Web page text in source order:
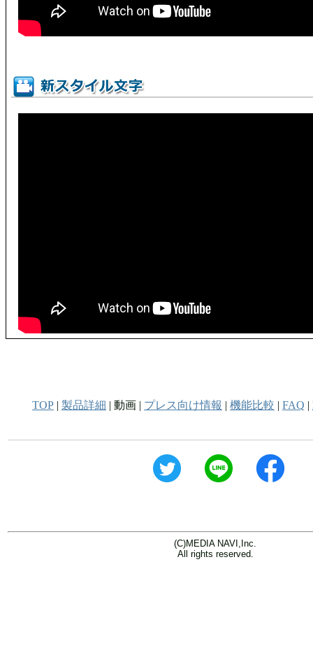
TOP | 製品詳細 | 動画 | プレス向け情報 | 機能比較 | FAQ |
(C)MEDIA NAVI,Inc.
All rights reserved.